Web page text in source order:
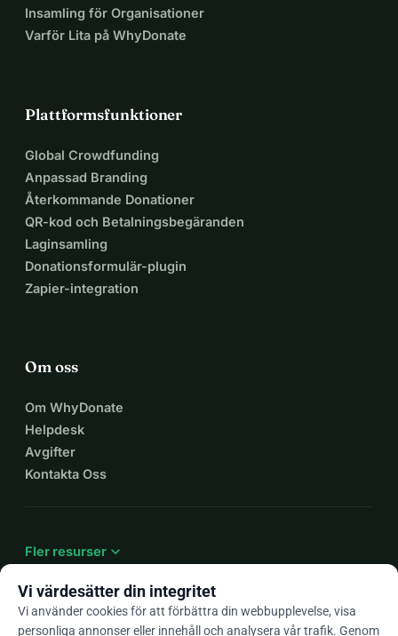
Insamling för Organisationer
Varför Lita på WhyDonate
Plattformsfunktioner
Global Crowdfunding
Anpassad Branding
Återkommande Donationer
QR-kod och Betalningsbegäranden
Laginsamling
Donationsformulär-plugin
Zapier-integration
Om oss
Om WhyDonate
Helpdesk
Avgifter
Kontakta Oss
Fler resurser expand_more
Vi värdesätter din integritet
Vi använder cookies för att förbättra din webbupplevelse, visa
personliga annonser eller innehåll och analysera vår trafik. Genom